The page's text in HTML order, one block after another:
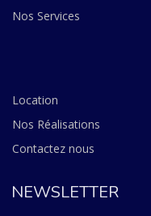
Nos Services
Location
Nos Réalisations
Contactez nous
NEWSLETTER